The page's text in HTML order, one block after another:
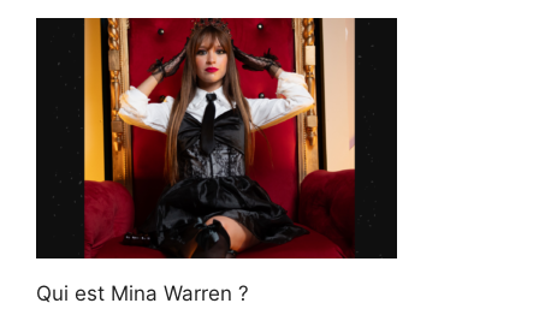
Qui est Mina Warren ?